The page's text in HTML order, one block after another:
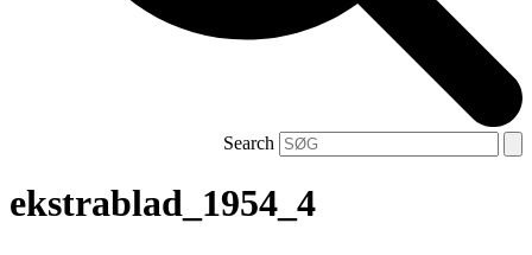
Search
ekstrablad_1954_4